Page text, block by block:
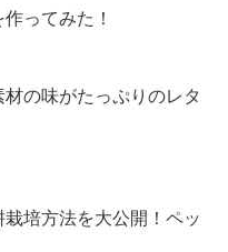
ってみた！
の味がたっぷりのレタ
培方法を大公開！ペッ